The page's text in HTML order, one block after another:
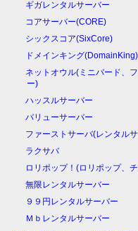
ギガレンタルサーバー
コアサーバー(CORE)
シックスコア(SixCore)
ドメインキング(DomainKing)
ネットオウル(ミニバード、
ー)
ハッスルサーバー
バリューサーバー
ファーストサーバ(レンタル
ラクサバ
ロリポップ！(ロリポップ、
無限レンタルサーバー
９９円レンタルサーバー
Ｍｂレンタルサーバー